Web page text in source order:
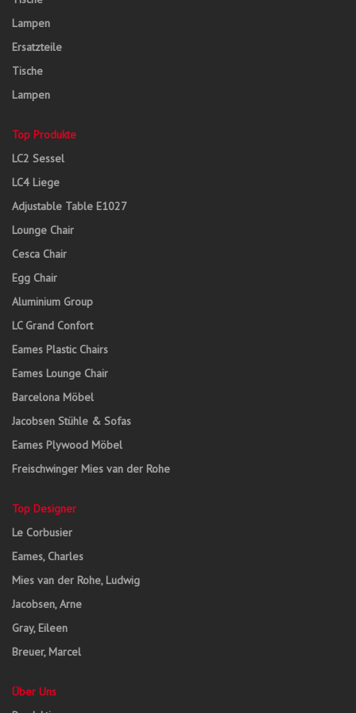
Lampen
Ersatzteile
Tische
Lampen
Top Produkte
LC2 Sessel
LC4 Liege
Adjustable Table E1027
Lounge Chair
Cesca Chair
Egg Chair
Aluminium Group
LC Grand Confort
Eames Plastic Chairs
Eames Lounge Chair
Barcelona Möbel
Jacobsen Stühle & Sofas
Eames Plywood Möbel
Freischwinger Mies van der Rohe
Top Designer
Le Corbusier
Eames, Charles
Mies van der Rohe, Ludwig
Jacobsen, Arne
Gray, Eileen
Breuer, Marcel
Über Uns